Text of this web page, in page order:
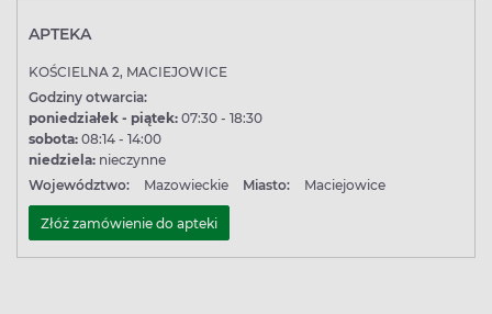
APTEKA
KOŚCIELNA 2, MACIEJOWICE
Godziny otwarcia:
poniedziałek - piątek: 07:30 - 18:30
sobota: 08:14 - 14:00
niedziela: nieczynne
Województwo:
Mazowieckie Miasto: Maciejowice
Złóż zamówienie do apteki